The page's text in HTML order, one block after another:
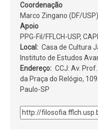
Coordenação
Marco Zingano (DF/USP)
Apoio
PPG-Fil/FFLCH-USP,
Local
Casa de Cultura
Instituto de Estudos
Endereço
CCJ: Av.
da Praça do Relógio,
Paulo-SP